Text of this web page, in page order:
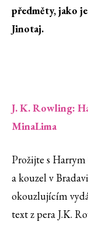
předměty, jako
Jinotaj.
J. K. Rowling:
MinaLima
Prožijte s
a kouzel v
okouzlujícím
text z pera J.K.